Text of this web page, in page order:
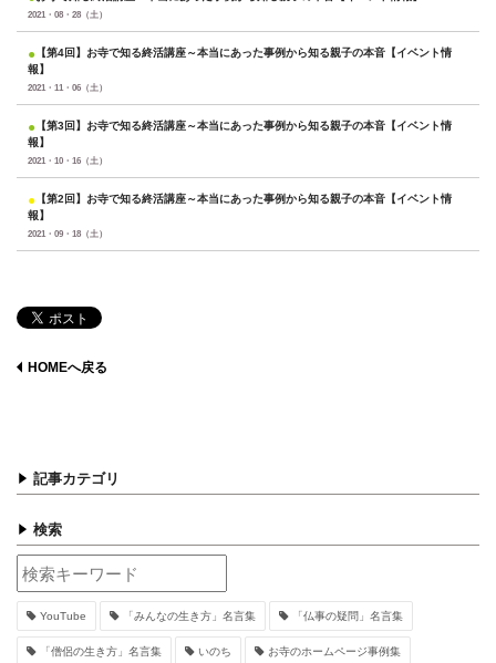
2021・08・28（土）
2021・11・06（土）
● 【第4回】お寺で知る終活講座～本当にあった事例から知る親子の本音【イベント情
報】
2021・10・16（土）
● 【第3回】お寺で知る終活講座～本当にあった事例から知る親子の本音【イベント情
報】
2021・09・18（土）
● 【第2回】お寺で知る終活講座～本当にあった事例から知る親子の本音【イベント情
報】
HOMEへ戻る
記事カテゴリ
検索
YouTube 「みんなの生き方」名言集 「仏事の疑問」名言集
「僧侶の生き方」名言集 いのち お寺のホームページ事例集